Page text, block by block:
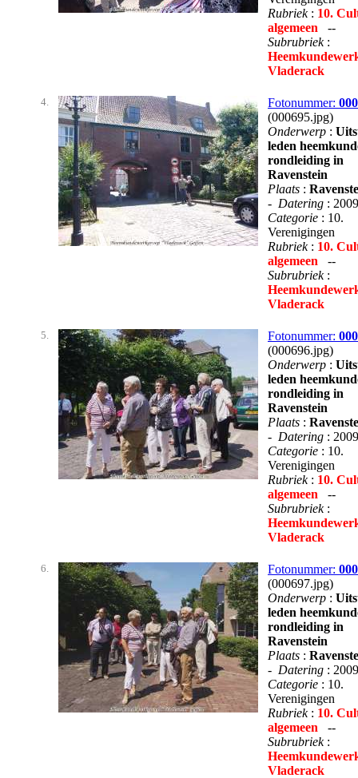
Rubriek : 10.
algemeen --
Subrubriek :
Vladerack
4. Fotonummer:
(000695.jpg)
Onderwerp :
leden
rondleiding in
Ravenstein
Plaats :
- Datering :
Categorie : 10.
Verenigingen
Rubriek : 10.
algemeen --
Subrubriek :
Vladerack
5. Fotonummer:
(000696.jpg)
Onderwerp :
leden
rondleiding in
Ravenstein
Plaats :
- Datering :
Categorie : 10.
Verenigingen
Rubriek : 10.
algemeen --
Subrubriek :
Vladerack
6. Fotonummer:
(000697.jpg)
Onderwerp :
leden
rondleiding in
Ravenstein
Plaats :
- Datering :
Categorie : 10.
Verenigingen
Rubriek : 10.
algemeen --
Subrubriek :
Vladerack